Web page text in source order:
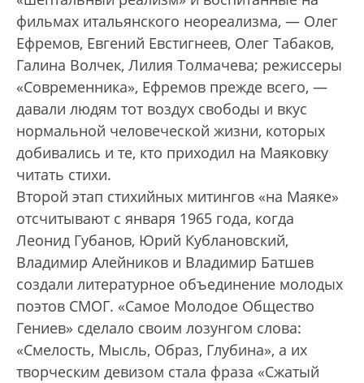
фильмах итальянского неореализма, — Олег
Ефремов, Евгений Евстигнеев, Олег Табаков,
Галина Волчек, Лилия Толмачева; режиссеры
«Современника», Ефремов прежде всего, —
давали людям тот воздух свободы и вкус
нормальной человеческой жизни, которых
добивались и те, кто приходил на Маяковку
читать стихи.
Второй этап стихийных митингов «на Маяке»
отсчитывают с января 1965 года, когда
Леонид Губанов, Юрий Кублановский,
Владимир Алейников и Владимир Батшев
создали литературное объединение молодых
поэтов СМОГ. «Самое Молодое Общество
Гениев» сделало своим лозунгом слова:
«Смелость, Мысль, Образ, Глубина», а их
творческим девизом стала фраза «Сжатый